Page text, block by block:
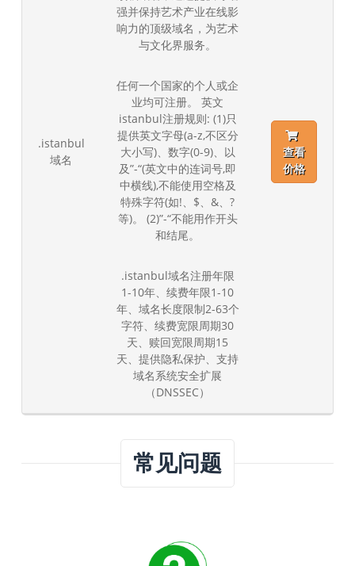
.istanbul
域名
强并保持艺术产业在线影
响力的顶级域名，为艺术
与文化界服务。
任何一个国家的个人或企
业均可注册。 英文
istanbul注册规则: (1)只
提供英文字母(a-z,不区分
大小写)、数字(0-9)、以
及”-“(英文中的连词号,即
中横线),不能使用空格及
特殊字符(如!、$、&、?
等)。 (2)”-“不能用作开头
和结尾。
.istanbul域名注册年限
1-10年、续费年限1-10
年、域名长度限制2-63个
字符、续费宽限周期30
天、赎回宽限周期15
天、提供隐私保护、支持
域名系统安全扩展
（DNSSEC）
查看
价格
常见问题